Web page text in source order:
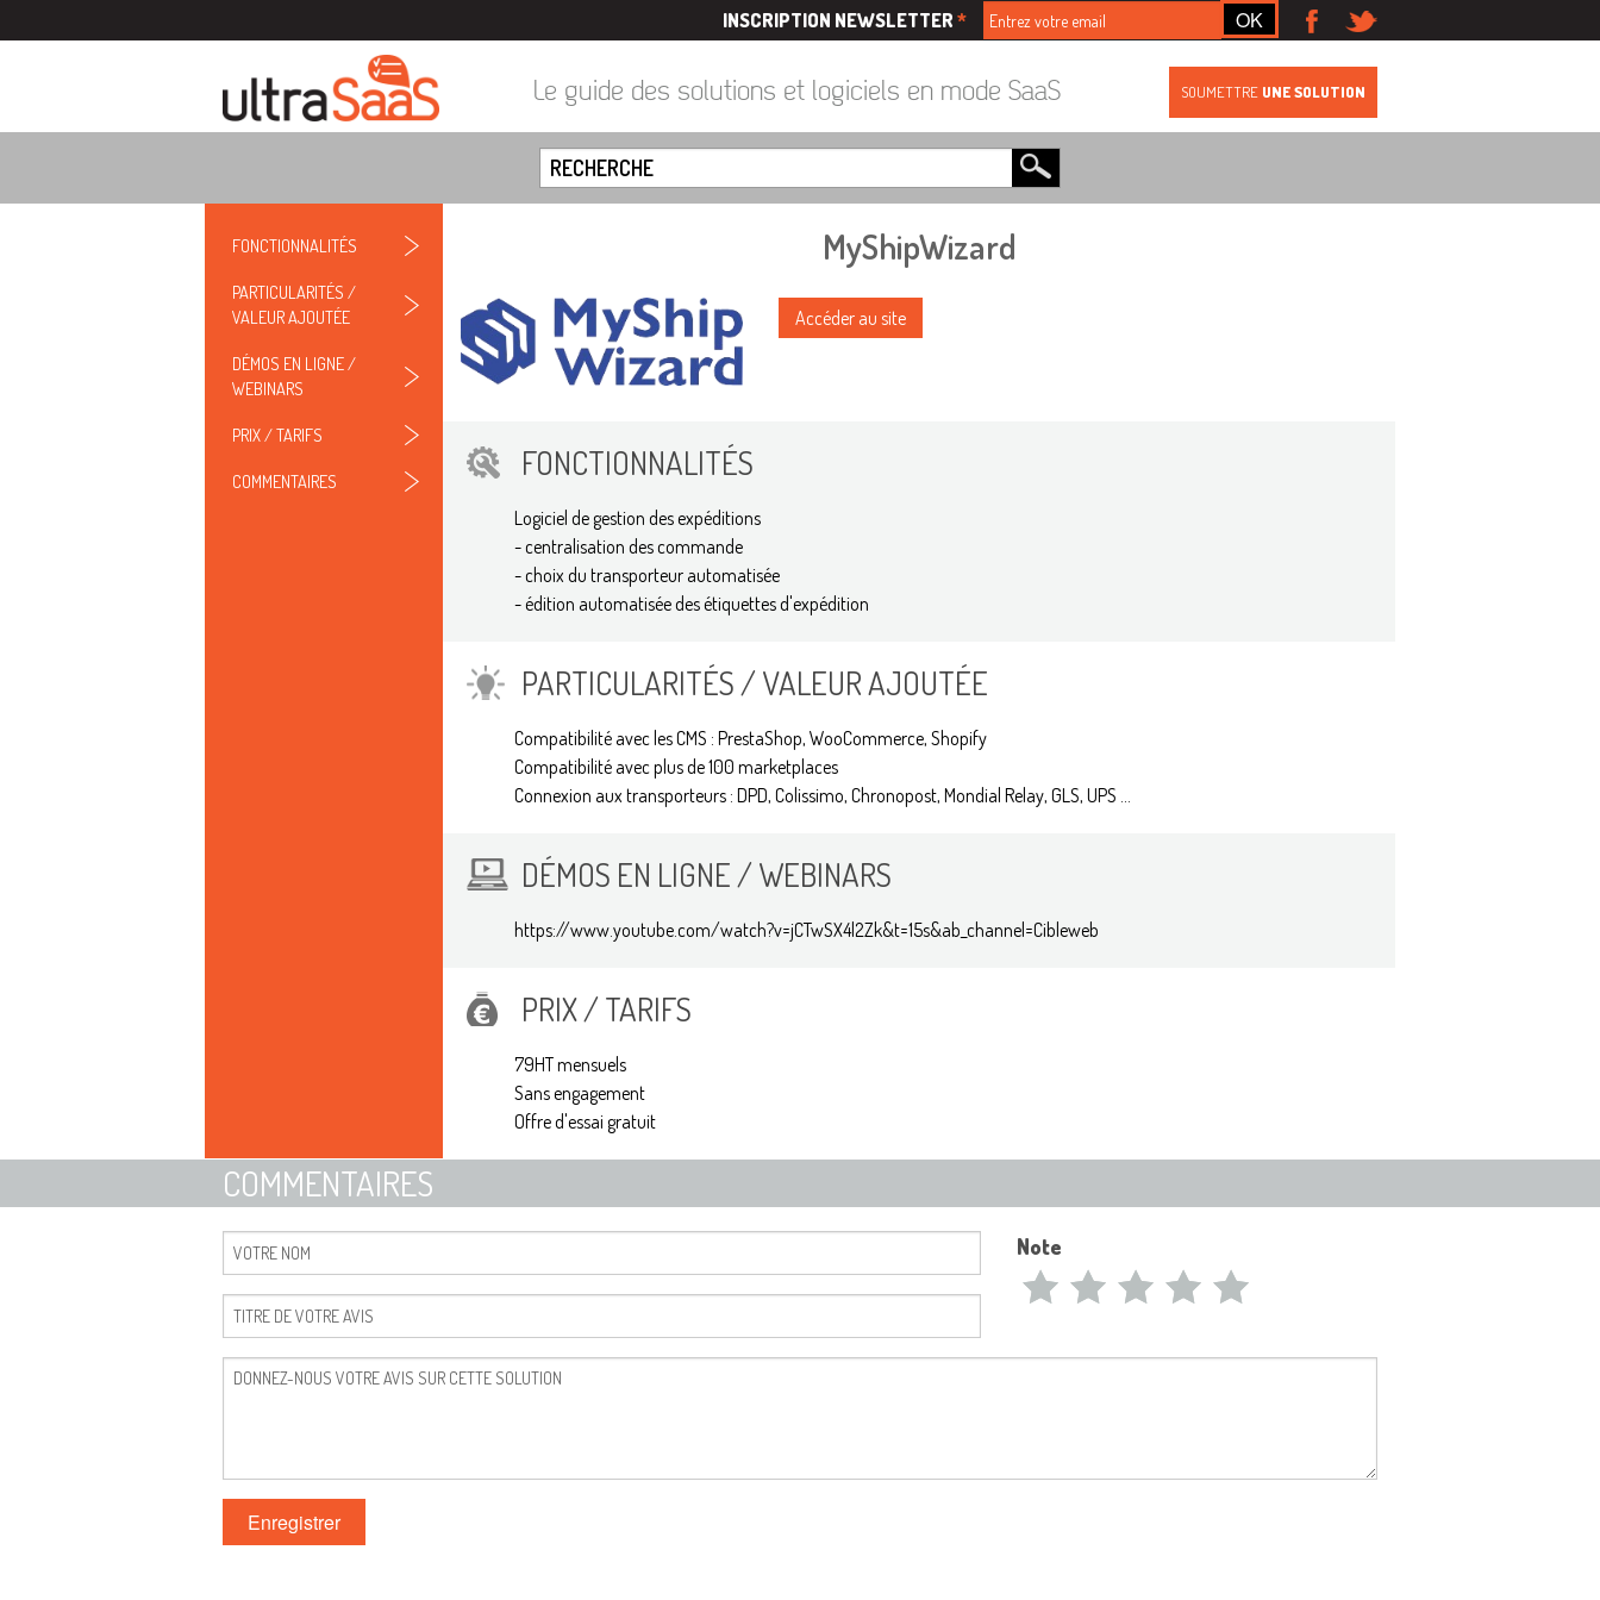
INSCRIPTION NEWSLETTER*
Le guide des solutions et logiciels en mode SaaS SOUMETTRE UNE SOLUTION
FONCTIONNALITÉS
PARTICULARITÉS /
VALEUR AJOUTÉE
DÉMOS EN LIGNE /
WEBINARS
PRIX / TARIFS
COMMENTAIRES
MyShipWizard
Accéder au site
FONCTIONNALITÉS
Logiciel de gestion des expéditions
- centralisation des commande
- choix du transporteur automatisée
- édition automatisée des étiquettes d'expédition
PARTICULARITÉS / VALEUR AJOUTÉE
Compatibilité avec les CMS : PrestaShop, WooCommerce, Shopify
Compatibilité avec plus de 100 marketplaces
Connexion aux transporteurs : DPD, Colissimo, Chronopost, Mondial Relay, GLS, UPS ...
DÉMOS EN LIGNE / WEBINARS
https://www.youtube.com/watch?v=jCTwSX4l2Zk&t=15s&ab_channel=Cibleweb
PRIX / TARIFS
79HT mensuels
Sans engagement
Offre d'essai gratuit
COMMENTAIRES
Note